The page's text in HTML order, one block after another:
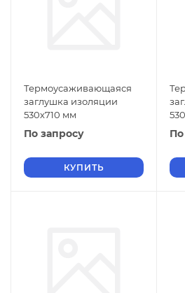
Термоусаживающаяся
заглушка изоляции
530х710 мм
По запросу
КУПИТЬ
По